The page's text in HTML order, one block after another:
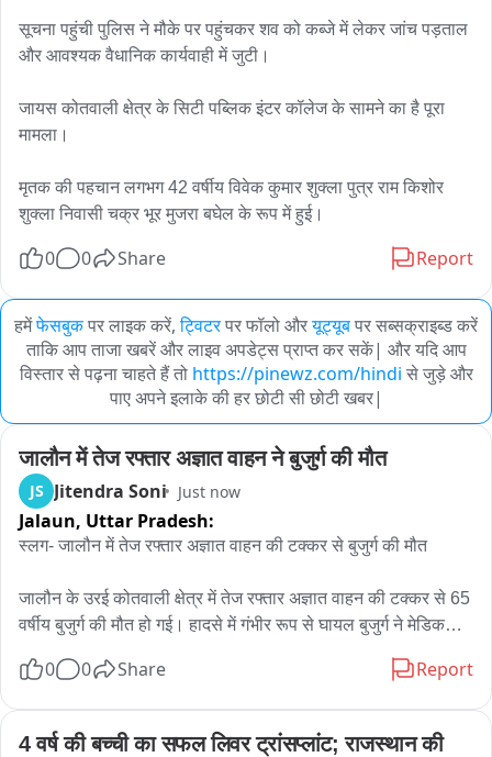
सूचना पहुंची पुलिस ने मौके पर पहुंचकर शव को कब्जे में लेकर जांच पड़ताल
और आवश्यक वैधानिक कार्यवाही में जुटी।
जायस कोतवाली क्षेत्र के सिटी पब्लिक इंटर कॉलेज के सामने का है पूरा
मामला।
मृतक की पहचान लगभग 42 वर्षीय विवेक कुमार शुक्ला पुत्र राम किशोर
शुक्ला निवासी चक्र भूर मुजरा बघेल के रूप में हुई।
0 0 Share Report
हमेंफेसबुकपर लाइक करें, ट्विटरपर फॉलो औरयूट्यूबपर सब्सक्राइब्ड करें
ताकि आप ताजा खबरें और लाइव अपडेट्स प्राप्त कर सकें| और यदि आप
विस्तार से पढ़ना चाहते हैं तो https://pinewz.com/hindi से जुड़े और
पाए अपने इलाके की हर छोटी सी छोटी खबर|
जालौन में तेज रफ्तार अज्ञात वाहन ने बुजुर्ग की मौत
JS Jitendra Soni Just now
Jalaun, Uttar Pradesh:
स्लग- जालौन में तेज रफ्तार अज्ञात वाहन की टक्कर से बुजुर्ग की मौत
जालौन के उरई कोतवाली क्षेत्र में तेज रफ्तार अज्ञात वाहन की टक्कर से 65
वर्षीय बुजुर्ग की मौत हो गई। हादसे में गंभीर रूप से घायल बुजुर्ग ने मेडिकल
मातम पसरा हुआ है और परिजनों का रो-रोकर बुरा हाल है।
जानकारी के मुताबिक, मृतक की पहचान परमेश्वर उर्फ बाऊ, निवासी
0 0 Share Report
4 वर्ष की बच्ची का सफल लिवर ट्रांसप्लांट; राजस्थान की